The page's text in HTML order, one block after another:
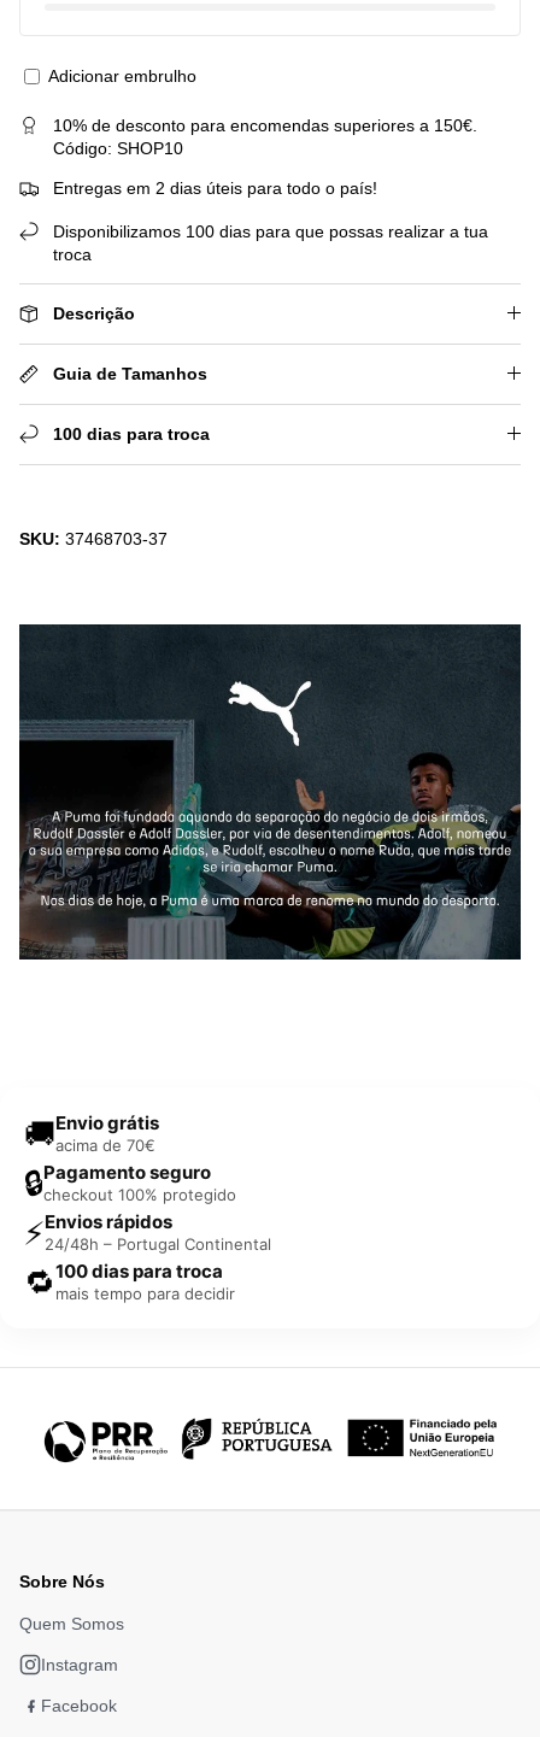
Adicionar embrulho
10% de desconto para encomendas superiores a 150€.
Código: SHOP10
Entregas em 2 dias úteis para todo o país!
Disponibilizamos 100 dias para que possas realizar a tua
troca
Descrição
Guia de Tamanhos
100 dias para troca
SKU: 37468703-37
🚚Envio grátis
acima de 70€
🔒Pagamento seguro
checkout 100% protegido
⚡Envios rápidos
24/48h – Portugal Continental
🔁100 dias para troca
mais tempo para decidir
Sobre Nós
Quem Somos
Instagram
Facebook